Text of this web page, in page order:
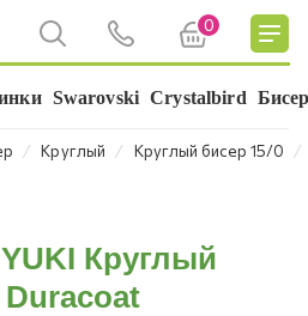
0
Swarovski Crystalbird
⁄ Круглый ⁄ Круглый бисер 15/0 ⁄
Круглый
Duracoat